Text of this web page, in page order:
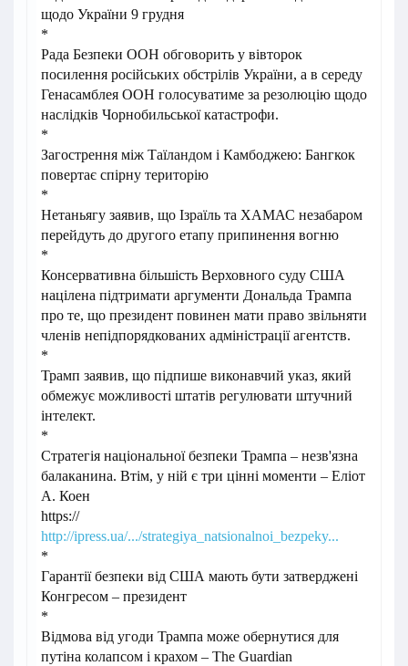
щодо України 9 грудня
*
Рада Безпеки ООН обговорить у вівторок
посилення російських обстрілів України, а в середу
Генасамблея ООН голосуватиме за резолюцію щодо
наслідків Чорнобильської катастрофи.
*
Загострення між Таїландом і Камбоджею: Бангкок
повертає спірну територію
*
Нетаньягу заявив, що Ізраїль та ХАМАС незабаром
перейдуть до другого етапу припинення вогню
*
Консервативна більшість Верховного суду США
націлена підтримати аргументи Дональда Трампа
про те, що президент повинен мати право звільняти
членів непідпорядкованих адміністрації агентств.
*
Трамп заявив, що підпише виконавчий указ, який
обмежує можливості штатів регулювати штучний
інтелект.
*
Стратегія національної безпеки Трампа – незв'язна
балаканина. Втім, у ній є три цінні моменти – Еліот
А. Коен
https://
http://ipress.ua/.../strategiya_natsionalnoi_bezpeky...
*
Гарантії безпеки від США мають бути затверджені
Конгресом – президент
*
Відмова від угоди Трампа може обернутися для
путіна колапсом і крахом – The Guardian